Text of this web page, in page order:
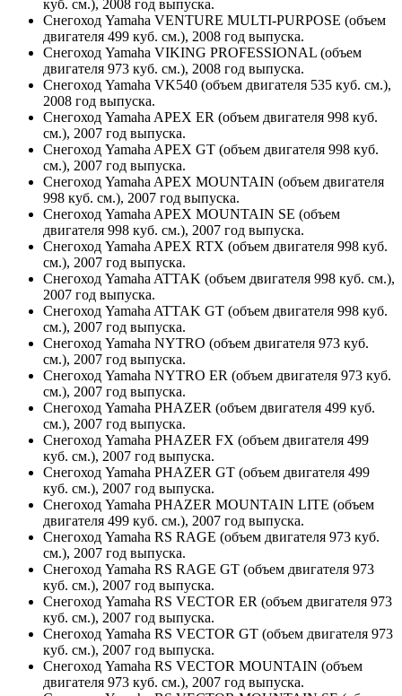
куб. см.), 2008 год выпуска.
Снегоход Yamaha VENTURE MULTI-PURPOSE (объем
двигателя 499 куб. см.), 2008 год выпуска.
Снегоход Yamaha VIKING PROFESSIONAL (объем
двигателя 973 куб. см.), 2008 год выпуска.
Снегоход Yamaha VK540 (объем двигателя 535 куб. см.),
2008 год выпуска.
Снегоход Yamaha APEX ER (объем двигателя 998 куб.
см.), 2007 год выпуска.
Снегоход Yamaha APEX GT (объем двигателя 998 куб.
см.), 2007 год выпуска.
Снегоход Yamaha APEX MOUNTAIN (объем двигателя
998 куб. см.), 2007 год выпуска.
Снегоход Yamaha APEX MOUNTAIN SE (объем
двигателя 998 куб. см.), 2007 год выпуска.
Снегоход Yamaha APEX RTX (объем двигателя 998 куб.
см.), 2007 год выпуска.
Снегоход Yamaha ATTAK (объем двигателя 998 куб. см.),
2007 год выпуска.
Снегоход Yamaha ATTAK GT (объем двигателя 998 куб.
см.), 2007 год выпуска.
Снегоход Yamaha NYTRO (объем двигателя 973 куб.
см.), 2007 год выпуска.
Снегоход Yamaha NYTRO ER (объем двигателя 973 куб.
см.), 2007 год выпуска.
Снегоход Yamaha PHAZER (объем двигателя 499 куб.
см.), 2007 год выпуска.
Снегоход Yamaha PHAZER FX (объем двигателя 499
куб. см.), 2007 год выпуска.
Снегоход Yamaha PHAZER GT (объем двигателя 499
куб. см.), 2007 год выпуска.
Снегоход Yamaha PHAZER MOUNTAIN LITE (объем
двигателя 499 куб. см.), 2007 год выпуска.
Снегоход Yamaha RS RAGE (объем двигателя 973 куб.
см.), 2007 год выпуска.
Снегоход Yamaha RS RAGE GT (объем двигателя 973
куб. см.), 2007 год выпуска.
Снегоход Yamaha RS VECTOR ER (объем двигателя 973
куб. см.), 2007 год выпуска.
Снегоход Yamaha RS VECTOR GT (объем двигателя 973
куб. см.), 2007 год выпуска.
Снегоход Yamaha RS VECTOR MOUNTAIN (объем
двигателя 973 куб. см.), 2007 год выпуска.